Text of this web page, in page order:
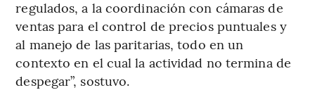
regulados, a la coordinación con cámaras de
ventas para el control de precios puntuales y
al manejo de las paritarias, todo en un
contexto en el cual la actividad no termina de
despegar”, sostuvo.